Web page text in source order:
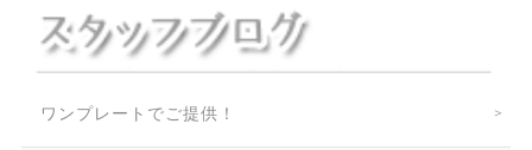
ワンプレートでご提供！